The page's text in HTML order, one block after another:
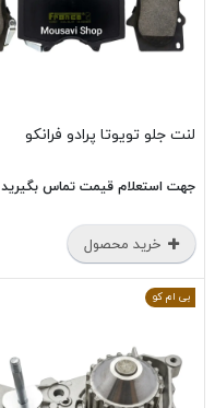
لنت جلو تویوتا پرادو فرانکو
جهت استعلام قیمت تماس بگیرید
خرید محصول
بی ام کو